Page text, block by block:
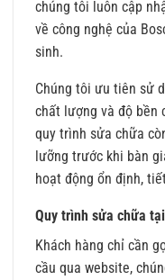
chúng tôi luôn cập
về công nghệ của
sinh.
Chúng tôi ưu tiên sử
chất lượng và độ bền
quy trình sửa chữa
lưỡng trước khi bàn
hoạt động ổn định,
Quy trình sửa chữa
Khách hàng chỉ cần
cầu qua website,